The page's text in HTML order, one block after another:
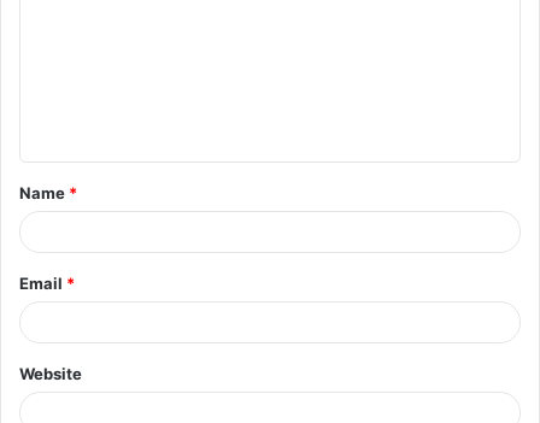
Name *
Email *
Website